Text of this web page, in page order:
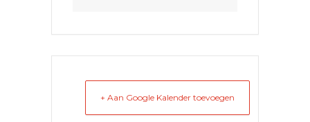
+ Aan Google Kalender toevoegen